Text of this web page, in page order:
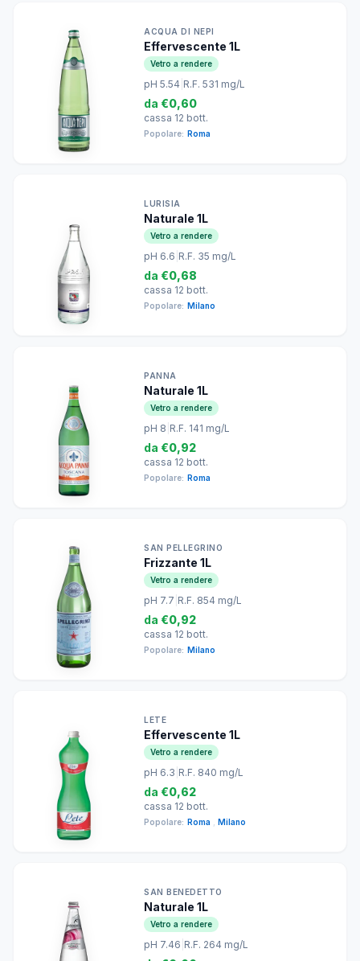
ACQUA DI NEPI
Effervescente 1L
Vetro a rendere
pH 5.54 R.F. 531 mg/L
da €0,60
cassa 12 bott.
Popolare: Roma
LURISIA
Naturale 1L
Vetro a rendere
pH 6.6 R.F. 35 mg/L
da €0,68
cassa 12 bott.
Popolare: Milano
PANNA
Naturale 1L
Vetro a rendere
pH 8 R.F. 141 mg/L
da €0,92
cassa 12 bott.
Popolare: Roma
SAN PELLEGRINO
Frizzante 1L
Vetro a rendere
pH 7.7 R.F. 854 mg/L
da €0,92
cassa 12 bott.
Popolare: Milano
LETE
Effervescente 1L
Vetro a rendere
pH 6.3 R.F. 840 mg/L
da €0,62
cassa 12 bott.
Popolare: Roma Milano
SAN BENEDETTO
Naturale 1L
Vetro a rendere
pH 7.46 R.F. 264 mg/L